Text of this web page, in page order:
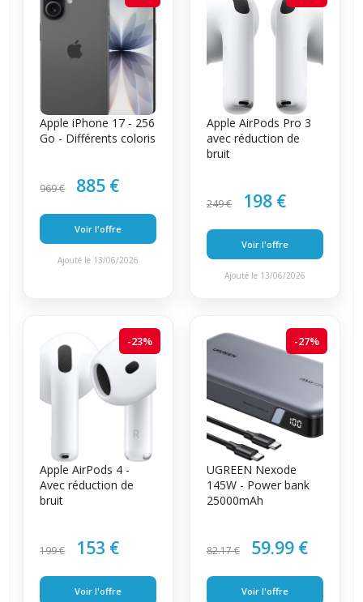
Apple iPhone 17 - 256
Go - Différents coloris
969 € 885 €
Voir l'offre
Ajouté le 13/06/2026
Apple AirPods Pro 3
avec réduction de
bruit
249 € 198 €
Voir l'offre
Ajouté le 13/06/2026
-23%
Apple AirPods 4 -
Avec réduction de
bruit
199 € 153 €
Voir l'offre
-27%
UGREEN Nexode
145W - Power bank
25000mAh
82.17 € 59.99 €
Voir l'offre